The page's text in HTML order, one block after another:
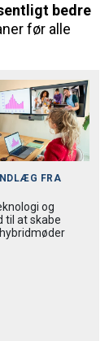
bedre
før alle
FRA
og
til at skabe